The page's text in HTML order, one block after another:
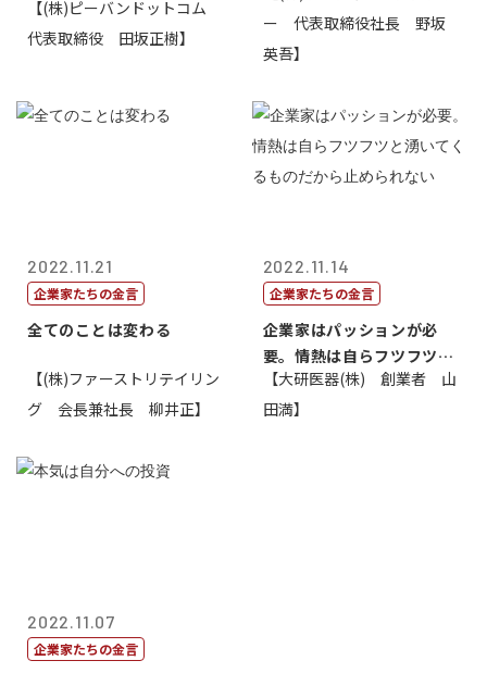
【(株)ピーバンドットコム
代表取締役 田坂正樹】
ー 代表取締役社長 野坂
英吾】
2022.11.21
企業家たちの金言
全てのことは変わる
【(株)ファーストリテイリン
グ 会長兼社長 柳井正】
2022.11.14
企業家たちの金言
企業家はパッションが必
要。情熱は自らフツフツと
湧いてくるもの...
【大研医器(株) 創業者 山
田満】
2022.11.07
企業家たちの金言